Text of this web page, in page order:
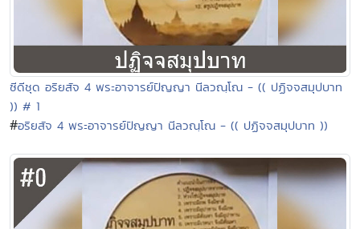
ซีดีชุด อริยสัจ 4 พระอาจารย์ปัญญา นีลวณฺโณ - (( ปฏิจจสมุปบาท
)) # 1
#อริยสัจ 4 พระอาจารย์ปัญญา นีลวณฺโณ - (( ปฏิจจสมุปบาท ))